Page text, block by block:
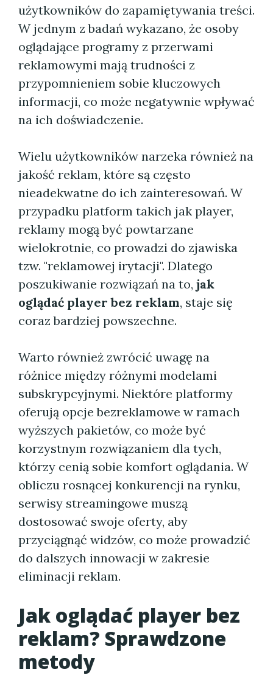
użytkowników do zapamiętywania treści.
W jednym z badań wykazano, że osoby
oglądające programy z przerwami
reklamowymi mają trudności z
przypomnieniem sobie kluczowych
informacji, co może negatywnie wpływać
na ich doświadczenie.
Wielu użytkowników narzeka również na
jakość reklam, które są często
nieadekwatne do ich zainteresowań. W
przypadku platform takich jak player,
reklamy mogą być powtarzane
wielokrotnie, co prowadzi do zjawiska
tzw. "reklamowej irytacji". Dlatego
poszukiwanie rozwiązań na to, jak
oglądać player bez reklam, staje się
coraz bardziej powszechne.
Warto również zwrócić uwagę na
różnice między różnymi modelami
subskrypcyjnymi. Niektóre platformy
oferują opcje bezreklamowe w ramach
wyższych pakietów, co może być
korzystnym rozwiązaniem dla tych,
którzy cenią sobie komfort oglądania. W
obliczu rosnącej konkurencji na rynku,
serwisy streamingowe muszą
dostosować swoje oferty, aby
przyciągnąć widzów, co może prowadzić
do dalszych innowacji w zakresie
eliminacji reklam.
Jak oglądać player bez
reklam? Sprawdzone
metody